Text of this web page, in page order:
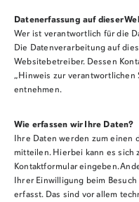
Datenerfassung auf dieser
Wer ist verantwortlich für die
Die Datenverarbeitung auf
Websitebetreiber. Dessen
„Hinweis zur verantwortlichen
entnehmen.
Wie erfassen wir Ihre Daten?
Ihre Daten werden zum einen
mitteilen. Hierbei kann es sich
Kontaktformular eingeben.
Ihrer Einwilligung beim
erfasst. Das sind vor allem